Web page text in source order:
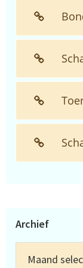
Archief